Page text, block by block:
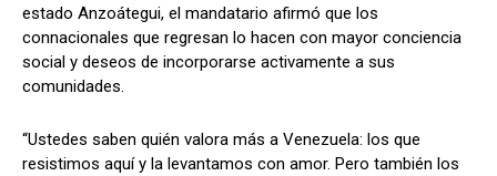
estado Anzoátegui, el mandatario afirmó que los
connacionales que regresan lo hacen con mayor conciencia
social y deseos de incorporarse activamente a sus
comunidades.
“Ustedes saben quién valora más a Venezuela: los que
resistimos aquí y la levantamos con amor. Pero también los